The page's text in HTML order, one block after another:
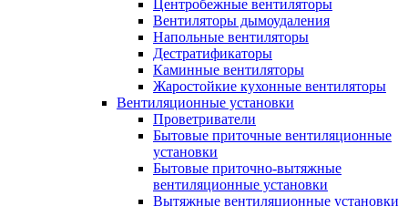
Центробежные вентиляторы
Вентиляторы дымоудаления
Напольные вентиляторы
Дестратификаторы
Каминные вентиляторы
Жаростойкие кухонные вентиляторы
Вентиляционные установки
Проветриватели
Бытовые приточные вентиляционные
установки
Бытовые приточно-вытяжные
вентиляционные установки
Вытяжные вентиляционные установки